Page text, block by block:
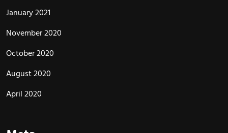
January 2021
November 2020
October 2020
August 2020
April 2020